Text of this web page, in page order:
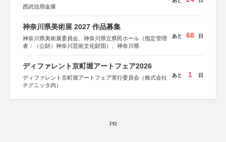
西武信用金庫
神奈川県美術展 2027 作品募集
神奈川県美術展委員会、神奈川県立県民ホール（指定管理
者：（公財）神奈川芸術文化財団）、神奈川県
あと 68 日
ディファレント京町堀アートフェア2026
ディファレント京町堀アートフェア実行委員会（株式会社
チグニッタ内）
あと 1 日
PR